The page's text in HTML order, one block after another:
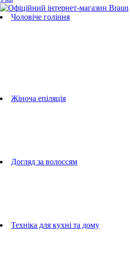
Чоловіче гоління
Жіноча епіляція
Догляд за волоссям
Техніка для кухні та дому